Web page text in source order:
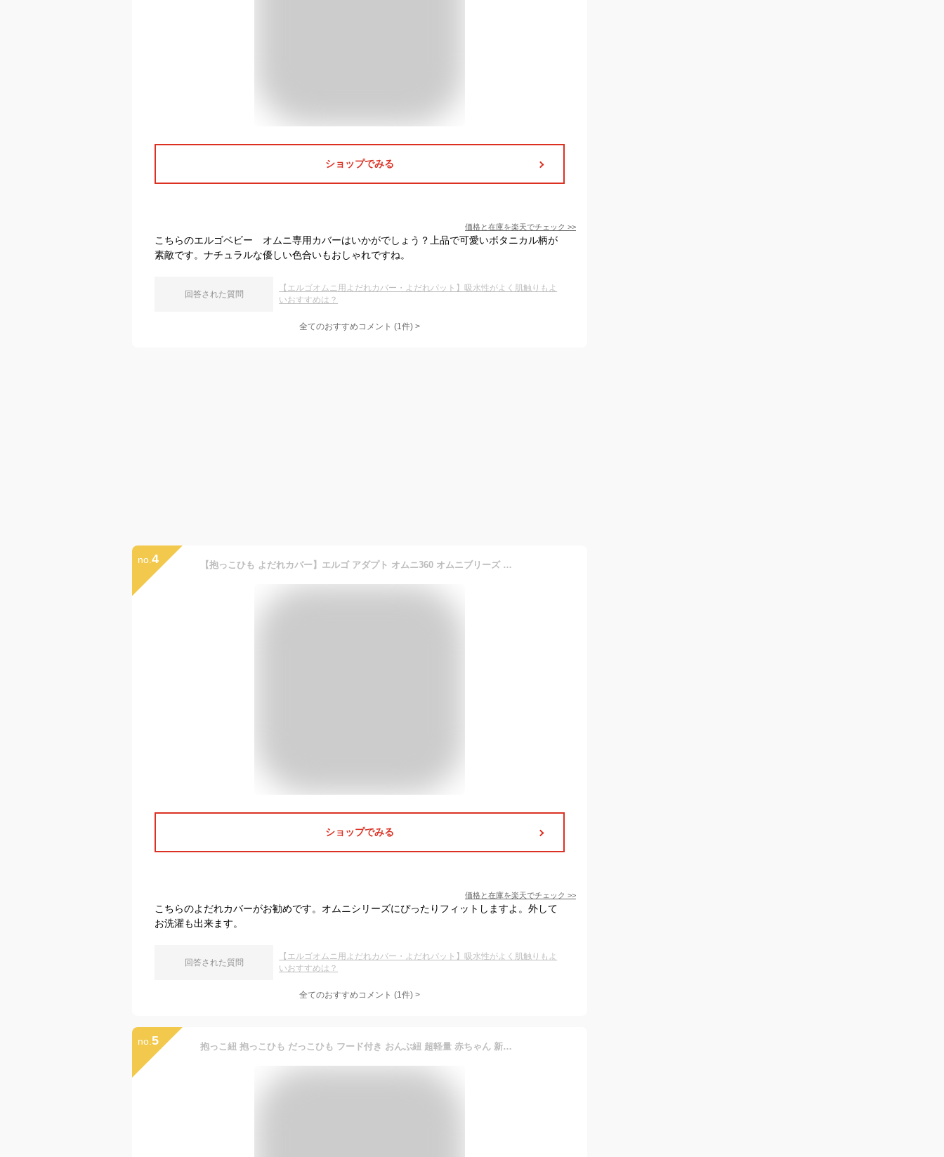
ショップでみる
価格と在庫を楽天でチェック >>
こちらのエルゴベビー オムニ専用カバーはいかがでしょう？上品で可愛いボタニカル柄が
素敵です。ナチュラルな優しい色合いもおしゃれですね。
回答された質問
【エルゴオムニ用よだれカバー・よだれパット】吸水性がよく肌触りもよ
いおすすめは？
全てのおすすめコメント (1件) >
no. 4 【抱っこひも よだれカバー】エルゴ アダプト オムニ360 オムニブリーズ エルゴカバー ヘッドカバー ネックサポートカバー よだれパッド 肩ベルトカバー サッキングパッド 抱っこひもカバー リバーシブル グレー クマ柄
ショップでみる
価格と在庫を楽天でチェック >>
こちらのよだれカバーがお勧めです。オムニシリーズにぴったりフィットしますよ。外して
お洗濯も出来ます。
回答された質問
【エルゴオムニ用よだれカバー・よだれパット】吸水性がよく肌触りもよ
いおすすめは？
全てのおすすめコメント (1件) >
no. 5 抱っこ紐 抱っこひも だっこひも フード付き おんぶ紐 超軽量 赤ちゃん 新生児 簡単収納 コンパクト バッグ クロス クロス式 メッシュ 対面抱っこ 前向き抱っこ おんぶ抱っこ メール便送料無料